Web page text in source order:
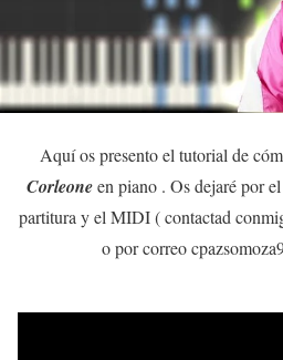
Aquí os presento el tutorial de
Corleoneen piano . Os dejaré por
partitura y el MIDI ( contactad
o por correo